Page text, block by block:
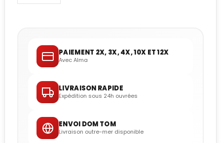
PAIEMENT 2X, 3X, 4X, 10X ET 12X
Avec Alma
LIVRAISON RAPIDE
Expédition sous 24h ouvrées
ENVOI DOM TOM
Livraison outre-mer disponible